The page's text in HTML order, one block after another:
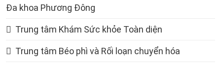
Đa khoa Phương Đông
Trung tâm Khám Sức khỏe Toàn diện
Trung tâm Béo phì và Rối loạn chuyển hóa